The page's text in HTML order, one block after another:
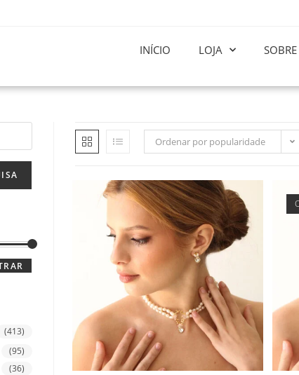
INÍCIO LOJA SOBRE
Ordenar por popularidade
(413)
(95)
(36)